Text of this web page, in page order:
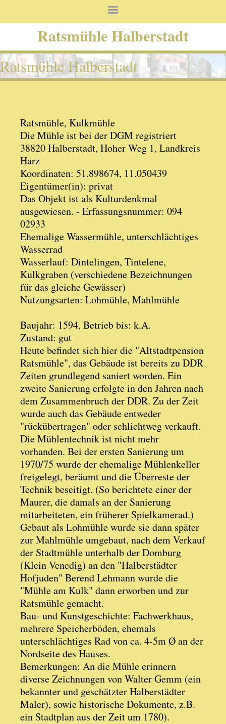
Ratsmühle Halberstadt
Ratsmühle Halberstadt
Ratsmühle, Kulkmühle
Die Mühle ist bei der DGM registriert
38820 Halberstadt, Hoher Weg 1, Landkreis
Harz
Koordinaten: 51.898674, 11.050439
Eigentümer(in): privat
Das Objekt ist als Kulturdenkmal
ausgewiesen. - Erfassungsnummer: 094
02933
Ehemalige Wassermühle, unterschlächtiges
Wasserrad
Wasserlauf: Dintelingen, Tintelene,
Kulkgraben (verschiedene Bezeichnungen
für das gleiche Gewässer)
Nutzungsarten: Lohmühle, Mahlmühle
Baujahr: 1594, Betrieb bis: k.A.
Zustand: gut
Heute befindet sich hier die "Altstadtpension
Ratsmühle", das Gebäude ist bereits zu DDR
Zeiten grundlegend saniert worden. Ein
zweite Sanierung erfolgte in den Jahren nach
dem Zusammenbruch der DDR. Zu der Zeit
wurde auch das Gebäude entweder
"rückübertragen" oder schlichtweg verkauft.
Die Mühlentechnik ist nicht mehr
vorhanden. Bei der ersten Sanierung um
1970/75 wurde der ehemalige Mühlenkeller
freigelegt, beräumt und die Überreste der
Technik beseitigt. (So berichtete einer der
Maurer, die damals an der Sanierung
mitarbeiteten, ein früherer Spielkamerad.)
Gebaut als Lohmühle wurde sie dann später
zur Mahlmühle umgebaut, nach dem Verkauf
der Stadtmühle unterhalb der Domburg
(Klein Venedig) an den "Halberstädter
Hofjuden" Berend Lehmann wurde die
"Mühle am Kulk" dann erworben und zur
Ratsmühle gemacht.
Bau- und Kunstgeschichte: Fachwerkhaus,
mehrere Speicherböden, ehemals
unterschlächtiges Rad von ca. 4-5m Ø an der
Nordseite des Hauses.
Bemerkungen: An die Mühle erinnern
diverse Zeichnungen von Walter Gemm (ein
bekannter und geschätzter Halberstädter
Maler), sowie historische Dokumente, z.B.
ein Stadtplan aus der Zeit um 1780).